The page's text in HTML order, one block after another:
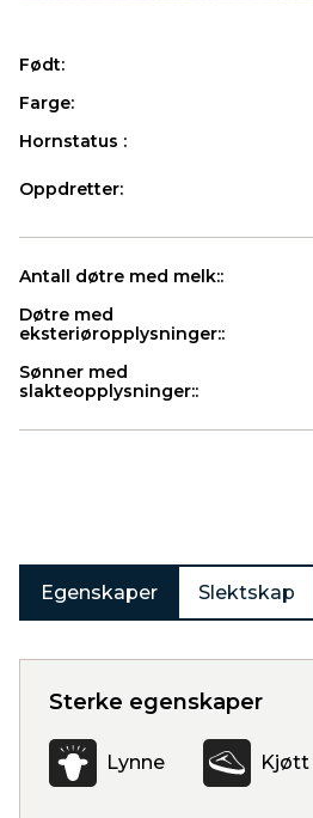
Født:
Farge:
Hornstatus :
Oppdretter:
Antall døtre med melk::
Døtre med
eksteriøropplysninger::
Sønner med
slakteopplysninger::
Egenskaper Slektskap
Sterke egenskaper
Lynne Kjøtt